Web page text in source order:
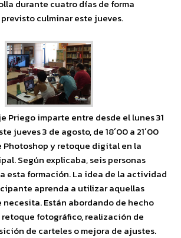
durante cuatro días de forma
culminar este jueves.
Priego imparte entre desde el lunes 31
jueves 3 de agosto, de 18´00 a 21´00
Photoshop y retoque digital en la
Según explicaba, seis personas
esta formación. La idea de la actividad
aprenda a utilizar aquellas
Están abordando de hecho
fotográfico, realización de
de carteles o mejora de ajustes.